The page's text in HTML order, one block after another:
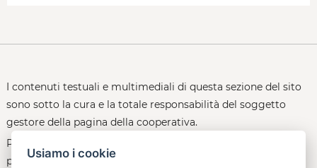
I contenuti testuali e multimediali di questa sezione del sito
sono sotto la cura e la totale responsabilità del soggetto
gestore della pagina della cooperativa.
Per le policy d'uso della piattaforma, consultare la
pagina:open.toscana.it/privacy
Usiamo i cookie